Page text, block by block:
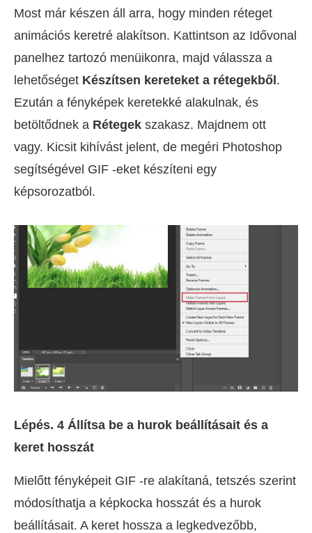
Most már készen áll arra, hogy minden réteget
animációs keretré alakítson. Kattintson az Idővonal
panelhez tartozó menüikonra, majd válassza a
lehetőséget Készítsen kereteket a rétegekből.
Ezután a fényképek keretekké alakulnak, és
betöltődnek a Rétegek szakasz. Majdnem ott
vagy. Kicsit kihívást jelent, de megéri Photoshop
segítségével GIF -eket készíteni egy
képsorozatból.
Lépés. 4 Állítsa be a hurok beállításait és a
keret hosszát
Mielőtt fényképeit GIF -re alakítaná, tetszés szerint
módosíthatja a képkocka hosszát és a hurok
beállításait. A keret hossza a legkedvezőbb,